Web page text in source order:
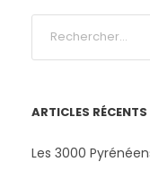
ARTICLES RÉCENTS
Les 3000